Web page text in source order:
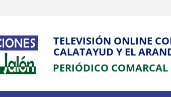
TELEVISIÓN ONLINE
CALATAYUD Y EL
PERIÓDICO